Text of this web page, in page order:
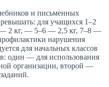
и письменных
для учащихся 1–2
— 2 кг, — 5–6 — 2,5 кг, 7–8 —
нарушения
для начальных классов
один — для использования
организации, второй —